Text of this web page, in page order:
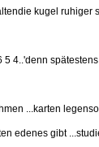
kugel ruhiger
5 4..'denn
...karten
edenes gibt